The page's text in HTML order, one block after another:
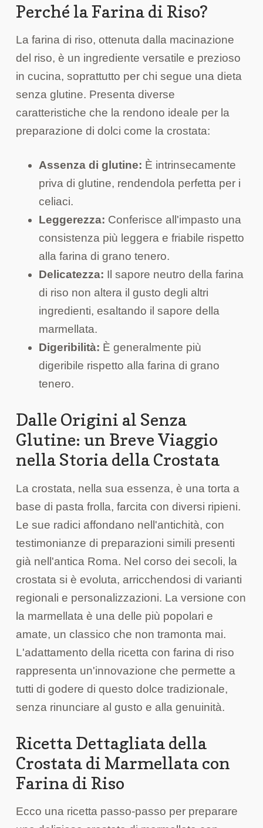
Perché la Farina di Riso?
La farina di riso, ottenuta dalla macinazione
del riso, è un ingrediente versatile e prezioso
in cucina, soprattutto per chi segue una dieta
senza glutine. Presenta diverse
caratteristiche che la rendono ideale per la
preparazione di dolci come la crostata:
Assenza di glutine: È intrinsecamente
priva di glutine, rendendola perfetta per i
celiaci.
Leggerezza: Conferisce all'impasto una
consistenza più leggera e friabile rispetto
alla farina di grano tenero.
Delicatezza: Il sapore neutro della farina
di riso non altera il gusto degli altri
ingredienti, esaltando il sapore della
marmellata.
Digeribilità: È generalmente più
digeribile rispetto alla farina di grano
tenero.
Dalle Origini al Senza
Glutine: un Breve Viaggio
nella Storia della Crostata
La crostata, nella sua essenza, è una torta a
base di pasta frolla, farcita con diversi ripieni.
Le sue radici affondano nell'antichità, con
testimonianze di preparazioni simili presenti
già nell'antica Roma. Nel corso dei secoli, la
crostata si è evoluta, arricchendosi di varianti
regionali e personalizzazioni. La versione con
la marmellata è una delle più popolari e
amate, un classico che non tramonta mai.
L'adattamento della ricetta con farina di riso
rappresenta un'innovazione che permette a
tutti di godere di questo dolce tradizionale,
senza rinunciare al gusto e alla genuinità.
Ricetta Dettagliata della
Crostata di Marmellata con
Farina di Riso
Ecco una ricetta passo-passo per preparare